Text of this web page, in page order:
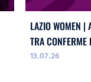
LAZIO WOMEN |
TRA
13.07.26